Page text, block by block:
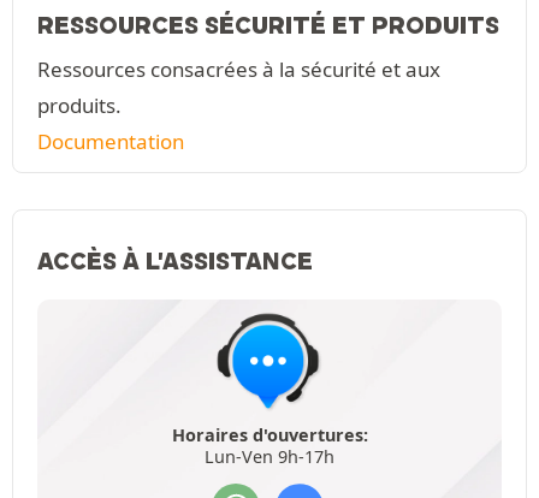
RESSOURCES SÉCURITÉ ET PRODUITS
Ressources consacrées à la sécurité et aux
produits.
Documentation
ACCÈS À L'ASSISTANCE
Horaires d'ouvertures:
Lun-Ven 9h-17h